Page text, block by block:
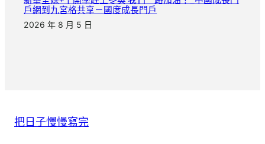
戶網到九宮格共享－國度成長門戶
2026 年 8 月 5 日
把日子慢慢寫完